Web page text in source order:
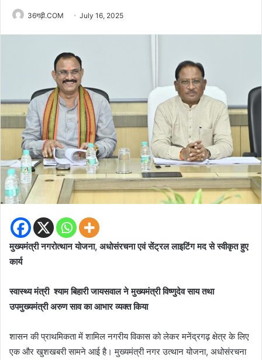
36गढ़ी.COM July 16, 2025
मुख्यमंत्री नगरोत्थान योजना, अधोसंरचना एवं सेंट्रल लाइटिंग मद से स्वीकृत हुए
कार्य
स्वास्थ्य मंत्री श्याम बिहारी जायसवाल ने मुख्यमंत्री विष्णुदेव साय तथा
उपमुख्यमंत्री अरुण साव का आभार व्यक्त किया
शासन की प्राथमिकता में शामिल नगरीय विकास को लेकर मनेंद्रगढ़ क्षेत्र के लिए
एक और खुशखबरी सामने आई है। मुख्यमंत्री नगर उत्थान योजना, अधोसंरचना